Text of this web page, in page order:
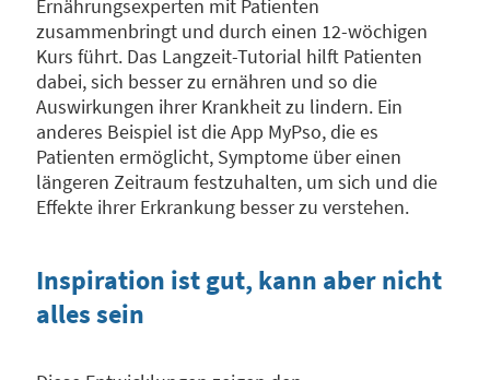
Ernährungsexperten mit Patienten
zusammenbringt und durch einen 12-wöchigen
Kurs führt. Das Langzeit-Tutorial hilft Patienten
dabei, sich besser zu ernähren und so die
Auswirkungen ihrer Krankheit zu lindern. Ein
anderes Beispiel ist die App MyPso, die es
Patienten ermöglicht, Symptome über einen
längeren Zeitraum festzuhalten, um sich und die
Effekte ihrer Erkrankung besser zu verstehen.
Inspiration ist gut, kann aber nicht
alles sein